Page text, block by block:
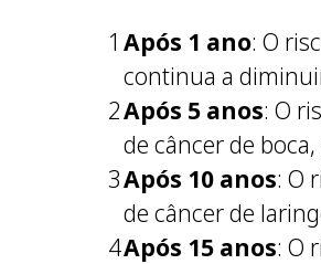
Após 1 ano: O
continua a
Após 5 anos: O
de câncer de
Após 10 anos: O
de câncer de
Após 15 anos: O